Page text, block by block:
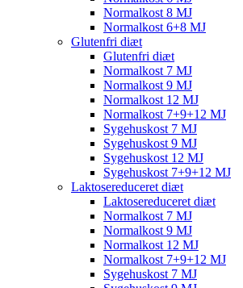
Normalkost 8 MJ
Normalkost 6+8 MJ
Glutenfri diæt
Glutenfri diæt
Normalkost 7 MJ
Normalkost 9 MJ
Normalkost 12 MJ
Normalkost 7+9+12 MJ
Sygehuskost 7 MJ
Sygehuskost 9 MJ
Sygehuskost 12 MJ
Sygehuskost 7+9+12 MJ
Laktosereduceret diæt
Laktosereduceret diæt
Normalkost 7 MJ
Normalkost 9 MJ
Normalkost 12 MJ
Normalkost 7+9+12 MJ
Sygehuskost 7 MJ